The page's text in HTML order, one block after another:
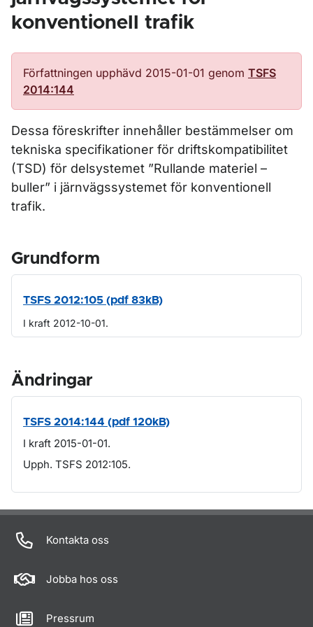
konventionell trafik
Författningen upphävd 2015-01-01 genom TSFS
2014:144
Dessa föreskrifter innehåller bestämmelser om
tekniska specifikationer för driftskompatibilitet
(TSD) för delsystemet ”Rullande materiel –
buller” i järnvägssystemet för konventionell
trafik.
Grundform
TSFS 2012:105 (pdf 83kB)
I kraft 2012-10-01.
Ändringar
TSFS 2014:144 (pdf 120kB)
I kraft 2015-01-01.
Upph. TSFS 2012:105.
Om sidan
Kontakta oss
Jobba hos oss
Pressrum